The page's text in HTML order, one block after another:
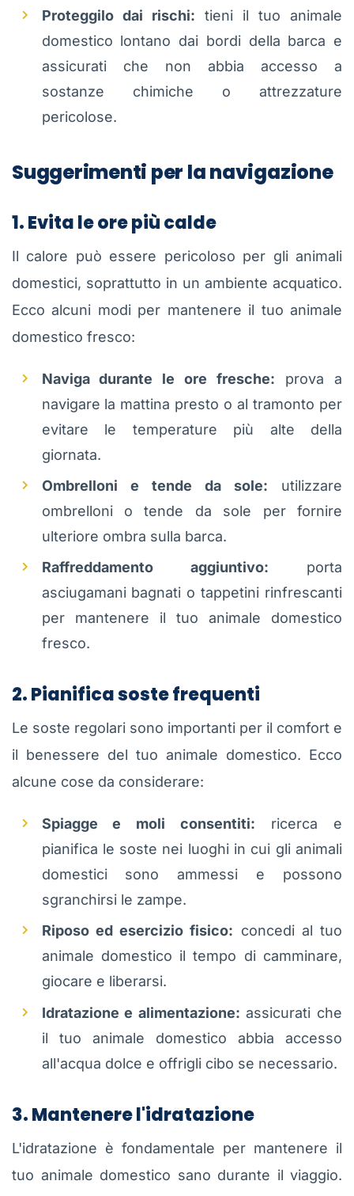
Proteggilo dai rischi: tieni il tuo animale
domestico lontano dai bordi della barca e
assicurati che non abbia accesso a
sostanze chimiche o attrezzature
pericolose.
Suggerimenti per la navigazione
1. Evita le ore più calde
Il calore può essere pericoloso per gli animali
domestici, soprattutto in un ambiente acquatico.
Ecco alcuni modi per mantenere il tuo animale
domestico fresco:
Naviga durante le ore fresche: prova a
navigare la mattina presto o al tramonto per
evitare le temperature più alte della
giornata.
Ombrelloni e tende da sole: utilizzare
ombrelloni o tende da sole per fornire
ulteriore ombra sulla barca.
Raffreddamento aggiuntivo: porta
asciugamani bagnati o tappetini rinfrescanti
per mantenere il tuo animale domestico
fresco.
2. Pianifica soste frequenti
Le soste regolari sono importanti per il comfort e
il benessere del tuo animale domestico. Ecco
alcune cose da considerare:
Spiagge e moli consentiti: ricerca e
pianifica le soste nei luoghi in cui gli animali
domestici sono ammessi e possono
sgranchirsi le zampe.
Riposo ed esercizio fisico: concedi al tuo
animale domestico il tempo di camminare,
giocare e liberarsi.
Idratazione e alimentazione: assicurati che
il tuo animale domestico abbia accesso
all'acqua dolce e offrigli cibo se necessario.
3. Mantenere l'idratazione
L'idratazione è fondamentale per mantenere il
tuo animale domestico sano durante il viaggio.